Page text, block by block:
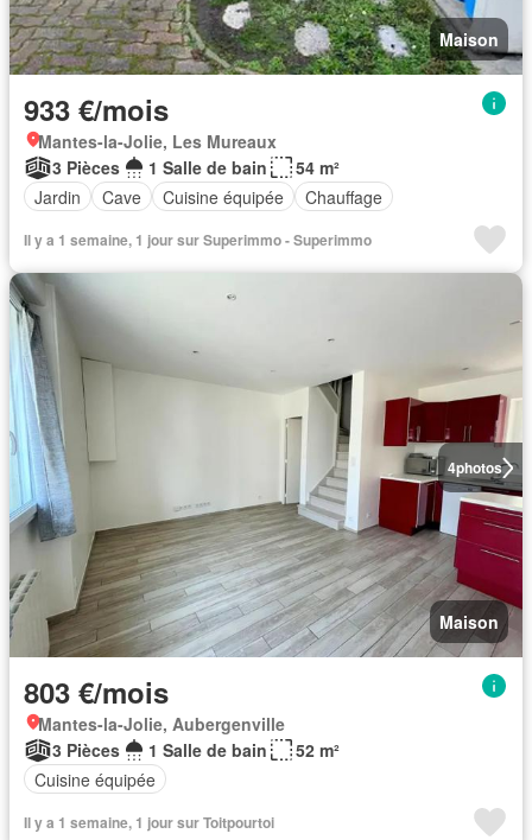
Maison
933 €/mois
Mantes-la-Jolie, Les Mureaux
3 Pièces
1 Salle de bain
54 m²
Jardin
Cave Cuisine équipée Chauffage
Il y a 1 semaine, 1 jour sur Superimmo - Superimmo
4photos
Maison
803 €/mois
Mantes-la-Jolie, Aubergenville
3 Pièces
1 Salle de bain
52 m²
Cuisine équipée
Il y a 1 semaine, 1 jour sur Toitpourtoi